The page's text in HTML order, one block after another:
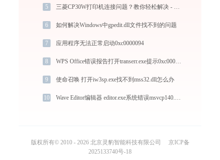
5
6 如何解决Windows中gpedit.dll文件找不到的问题
7 应用程序无法正常启动0xc0000094
8 WPS Office错误报告打开transerr.exe提示0xc000000d错误码怎么办
9 使命召唤 打开iw3sp.exe找不到mss32.dll怎么办
10
版权所有© 2010 - 2026 北京灵豹智能科技有限公司
京ICP备
2025133740号-18